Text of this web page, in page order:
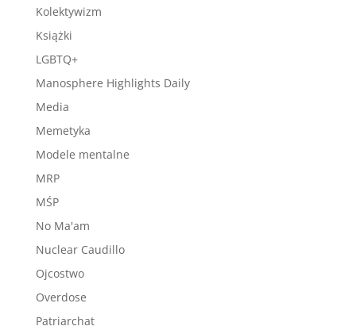
Kolektywizm
Książki
LGBTQ+
Manosphere Highlights Daily
Media
Memetyka
Modele mentalne
MRP
MŚP
No Ma'am
Nuclear Caudillo
Ojcostwo
Overdose
Patriarchat